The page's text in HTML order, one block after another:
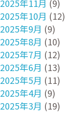
2025年11月 (9)
2025年10月 (12)
2025年9月 (9)
2025年8月 (10)
2025年7月 (12)
2025年6月 (13)
2025年5月 (11)
2025年4月 (9)
2025年3月 (19)